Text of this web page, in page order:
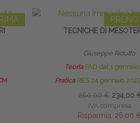
TECNICHE DI
Giuseppe Ridulfo
Teoria FAD dal 1
PraticaRES 24 gennaio
260,00 € 234,00
IVA compresa
Risparmia: 26,00